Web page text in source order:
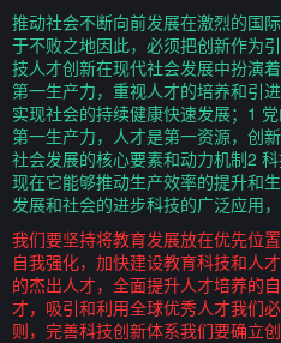
推动社会不断向前发展在激烈的国
于不败之地因此，必须把创新作为
技人才创新在现代社会发展中扮演
第一生产力，重视人才的培养和引
实现社会的持续健康快速发展；1
第一生产力，人才是第一资源，创
社会发展的核心要素和动力机制2
现在它能够推动生产效率的提升和
发展和社会的进步科技的广泛应用
我们要坚持将教育发展放在优先位
自我强化，加快建设教育科技和人
的杰出人才，全面提升人才培养的
才，吸引和利用全球优秀人才我们
则，完善科技创新体系我们要确立